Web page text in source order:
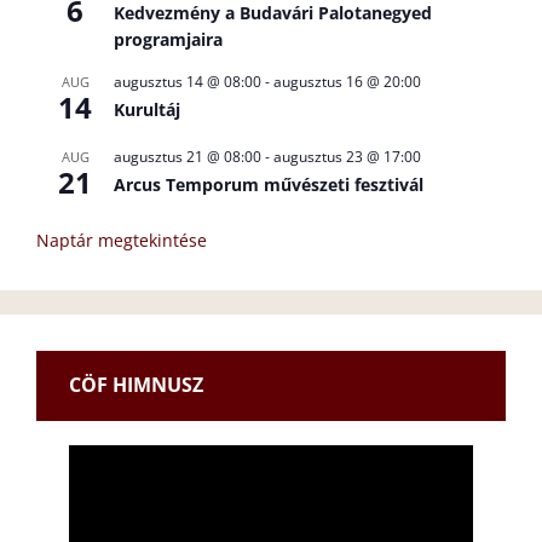
6
Kedvezmény a Budavári Palotanegyed
programjaira
AUG
14
augusztus 14 @ 08:00-augusztus 16 @ 20:00
Kurultáj
AUG
21
augusztus 21 @ 08:00-augusztus 23 @ 17:00
Arcus Temporum művészeti fesztivál
Naptár megtekintése
CÖF HIMNUSZ